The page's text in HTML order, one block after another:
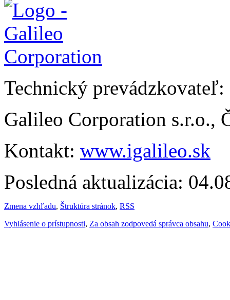
Technický prevádzkovateľ:
Galileo Corporation s.r.o.,
Kontakt: www.igalileo.sk
Posledná aktualizácia:
Zmena vzhľadu, Štruktúra stránok, RSS
Vyhlásenie o prístupnosti, Za obsah zodpovedá správca obsahu,